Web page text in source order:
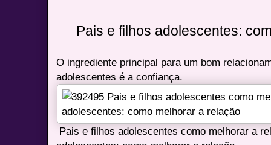
Pais e filhos adolescentes:
O ingrediente principal para um bom
adolescentes é a confiança.
Pais e filhos adolescentes como melhorar a